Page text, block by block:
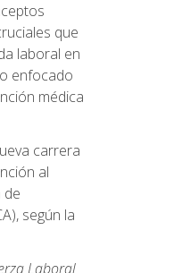
que
laboral en
enfocado
médica
carrera
al
de
según la
Laboral